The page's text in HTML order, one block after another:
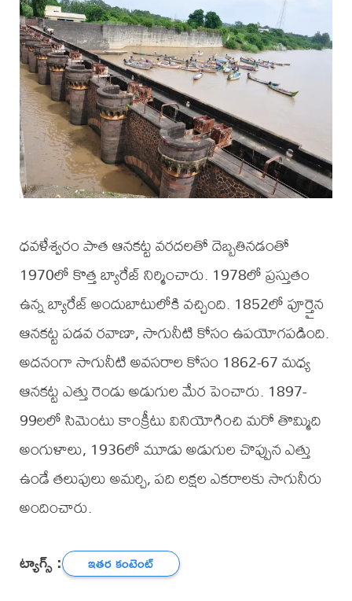
ధవళేశ్వరం పాత ఆనకట్ట వరదలతో దెబ్బతినడంతో
1970లో కొత్త బ్యారేజ్ నిర్మించారు. 1978లో ప్రస్తుతం
ఉన్న బ్యారేజ్ అందుబాటులోకి వచ్చింది. 1852లో పూర్తైన
ఆనకట్ట పడవ రవాణా, సాగునీటి కోసం ఉపయోగపడింది.
అదనంగా సాగునీటి అవసరాల కోసం 1862-67 మధ్య
ఆనకట్ట ఎత్తు రెండు అడుగుల మేర పెంచారు. 1897-
99లలో సిమెంటు కాంక్రీటు వినియోగించి మరో తొమ్మిది
అంగుళాలు, 1936లో మూడు అడుగుల చొప్పున ఎత్తు
ఉండే తలుపులు అమర్చి, పది లక్షల ఎకరాలకు సాగునీరు
అందించారు.
ట్యాగ్స్ : ఇతర కంటెంట్